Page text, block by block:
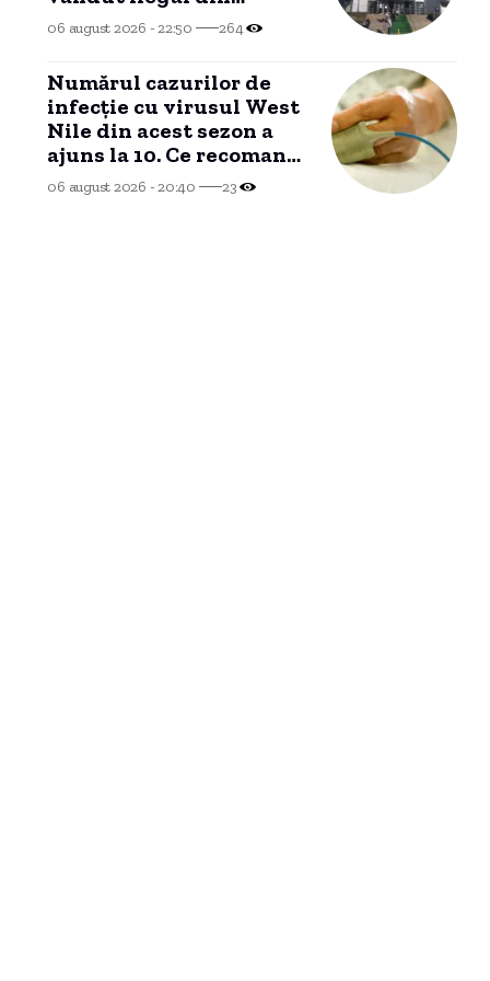
domeniul privat al
Constanței se apropie.
06 august 2026 - 22:50 264
Numărul cazurilor de
infecție cu virusul West
Nile din acest sezon a
ajuns la 10. Ce recomandă
autoritățile
06 august 2026 - 20:40 23